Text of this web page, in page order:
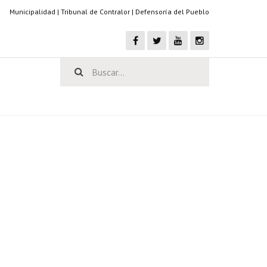
Municipalidad | Tribunal de Contralor | Defensoría del Pueblo